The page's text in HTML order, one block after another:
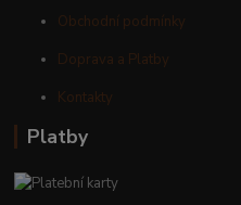
Obchodní podmínky
Doprava a Platby
Kontakty
Platby